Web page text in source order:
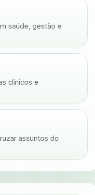
saúde, gestão e
clínicos e
assuntos do